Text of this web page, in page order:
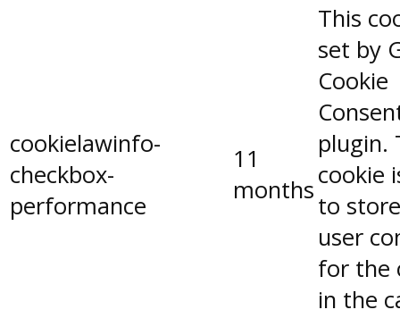
cookielawinfo-
checkbox-
performance
11
months
This
set by
Cookie
plugin.
cookie
to
user
for the
in the